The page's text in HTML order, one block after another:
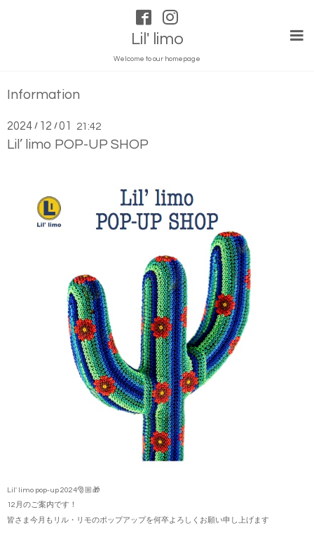
Lil' limo
Welcome to our homepage
Information
2024 / 12 /01 21:42
Lil’ limo POP-UP SHOP
Lil' limo pop-up 2024🎅🏼🎁
12月のご案内です！
皆さま今月もリル・リモのポップアップを何卒よろしくお願い申し上げます